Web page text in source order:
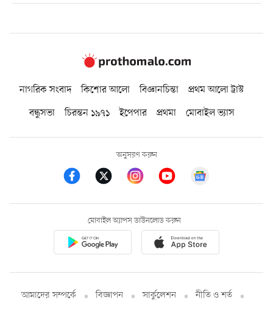
নাগরিক সংবাদ কিশোর আলো বিজ্ঞানচিন্তা
প্রথম আলো ট্রাস্ট
বন্ধুসভা
চিরন্তন ১৯৭১ ইপেপার প্রথমা মোবাইল ভ্যাস
অনুসরণ করুন
মোবাইল অ্যাপস ডাউনলোড করুন
আমাদের সম্পর্কে বিজ্ঞাপন সার্কুলেশন নীতি ও শর্ত